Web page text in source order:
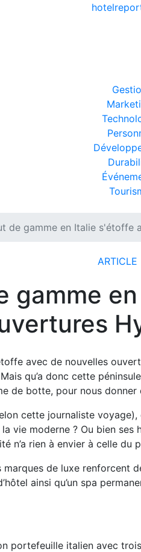
hotel
de gamme en Italie s'étoffe
ARTICLE
gamme
qu’a donc cette
de botte, pour nous donner
cette journaliste
vie moderne ? Ou bien ses
n’a rien à envier à celle du
de luxe renforcent
ainsi qu’un spa
portefeuille italien avec